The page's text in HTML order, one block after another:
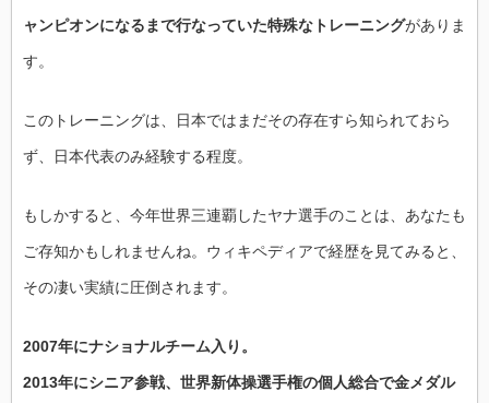
ャンピオンになるまで行なっていた特殊なトレーニングがありま
す。
このトレーニングは、日本ではまだその存在すら知られておら
ず、日本代表のみ経験する程度。
もしかすると、今年世界三連覇したヤナ選手のことは、あなたも
ご存知かもしれませんね。ウィキペディアで経歴を見てみると、
その凄い実績に圧倒されます。
2007年にナショナルチーム入り。
2013年にシニア参戦、世界新体操選手権の個人総合で金メダル